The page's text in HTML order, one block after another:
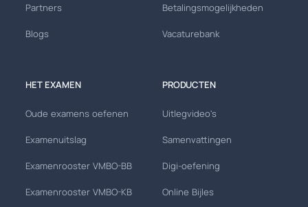
Partners
Blogs
Betalingsmogelijkheden
Vacaturebank
HET EXAMEN
Oude examens oefenen
Examenuitslag
Examenrooster VMBO-BB
Examenrooster VMBO-KB
PRODUCTEN
Uitlegvideo's
Samenvattingen
Digi-oefening
Online Bijles